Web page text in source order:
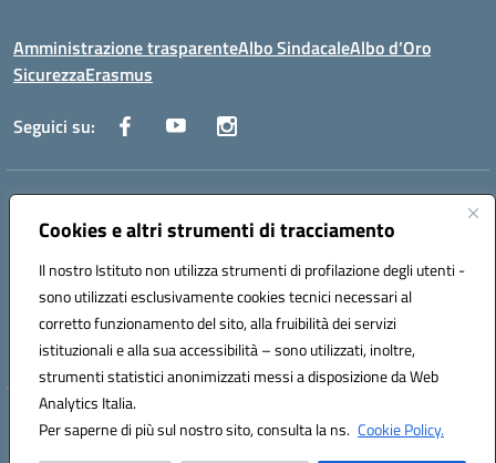
Cookies e altri strumenti di tracciamento
Il nostro Istituto non utilizza strumenti di profilazione degli utenti -
sono utilizzati esclusivamente cookies tecnici necessari al
corretto funzionamento del sito, alla fruibilità dei servizi
istituzionali e alla sua accessibilità – sono utilizzati, inoltre,
strumenti statistici anonimizzati messi a disposizione da Web
Analytics Italia.
Per saperne di più sul nostro sito, consulta la ns. Cookie Policy.
Amministrazione trasparenteAlbo SindacaleAlbo d’Oro
SicurezzaErasmus
Seguici su:
Indirizzo:
Centralino:0885.426034 Email:FGTD02000P@istruzione.it
Codice fiscale: 81002930717
Codice meccanografico:
FGTD02000P
Codice unico di fatturazione (CUF): UFUN7Y
Hosting & Powered by 3D Solution S.r.l.
Concept & Design by Designers Italia